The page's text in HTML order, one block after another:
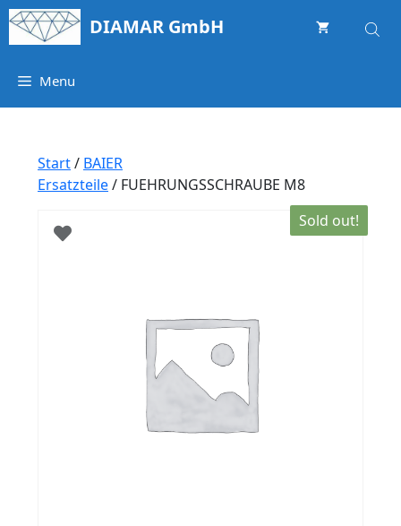
Springe
zum
DIAMAR GmbH
Menu
Start/ BAIER
Ersatzteile/ FUEHRUNGSSCHRAUBE M8
Sold out!